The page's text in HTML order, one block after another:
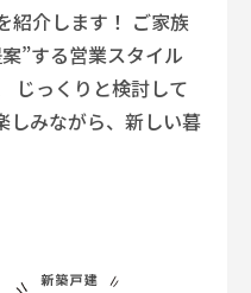
紹介します！ ご家族
”する営業スタイル
じっくりと検討して
しみながら、新しい暮